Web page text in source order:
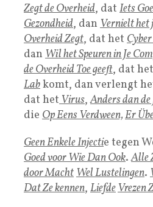
Zegt deOverheid, dat Iets
Gezondheid, dan Vernielt het
Overheid Zegt, dat het
dan Wil het Speuren in Je
de Overheid Toe geeft, dat het
Labkomt, dan verlengt
dat hetVirus,Anders dan
die Op Eens Verdween,Er
Geen EnkeleInjectie tegen
Goed voor Wie Dan Ook.Alle
door MachtWel Lustelingen.
Dat Ze kennen, LiefdeVrezen